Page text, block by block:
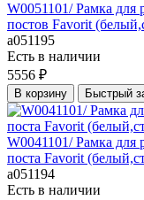
W0051101/ Рамка для
постов Favorit
a051195
Есть в наличии
5556 ₽
В корзину Быстрый
W0041101/ Рамка для
поста Favorit
a051194
Есть в наличии